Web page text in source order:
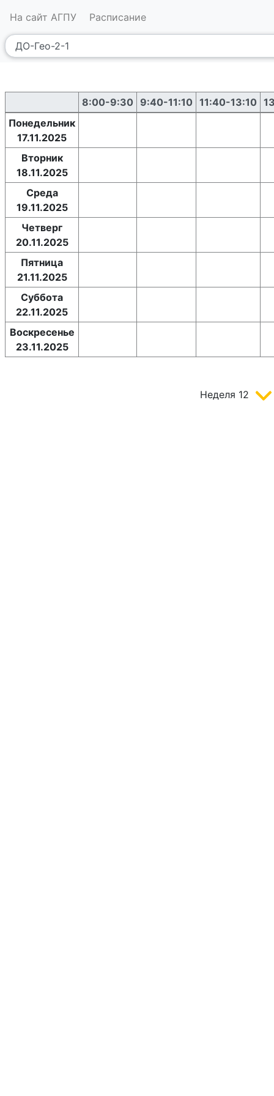
На сайт АГПУ Расписание
8:00-9:30 9:40-11:10 11:40-13:10
Понедельник
17.11.2025
Вторник
18.11.2025
Среда
19.11.2025
Четверг
20.11.2025
Пятница
21.11.2025
Суббота
22.11.2025
Воскресенье
23.11.2025
Неделя 12